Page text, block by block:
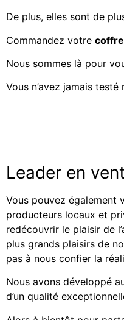
De plus, elles sont de
Commandez votre
Nous sommes là pour
Vous n’avez jamais
Leader en
Vous pouvez également
producteurs locaux et
redécouvrir le plaisir de
plus grands plaisirs de
pas à nous confier la
Nous avons développé
d’un qualité